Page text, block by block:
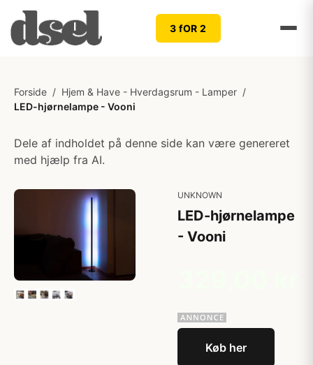
3 fOR 2
Forside / Hjem & Have - Hverdagsrum - Lamper /
LED-hjørnelampe - Vooni
Dele af indholdet på denne side kan være genereret
med hjælp fra AI.
UNKNOWN
LED-hjørnelampe
- Vooni
Køb her